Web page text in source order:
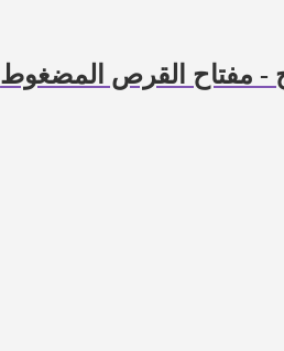
- مفتاح القرص المضغوط